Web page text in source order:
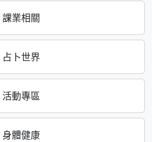
課業相關
占卜世界
活動專區
身體健康